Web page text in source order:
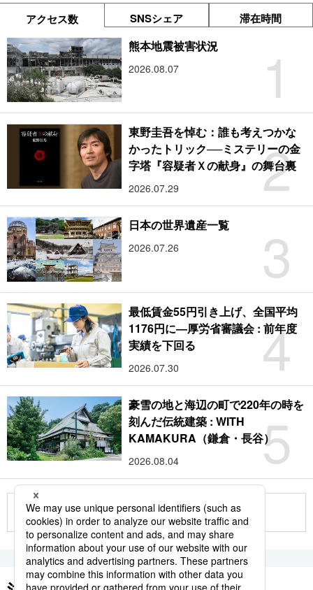
アクセス数 SNSシェア 滞在時間
1
熊本地震被害状況
2026.08.07
2
東野圭吾を悼む：誰も考えつかな
かったトリック──ミステリーの金
字塔『容疑者Ｘの献身』の舞台裏
2026.07.29
3
日本の世界遺産一覧
2026.07.26
4
最低賃金55円引き上げ、全国平均
1176円に―厚労省審議会 : 前年度
実績を下回る
2026.07.30
5
豪雪の地と海辺の町で220年の時を
刻んだ伝統建築 : WITH
KAMAKURA（鎌倉・長谷）
2026.08.04
もっと見る